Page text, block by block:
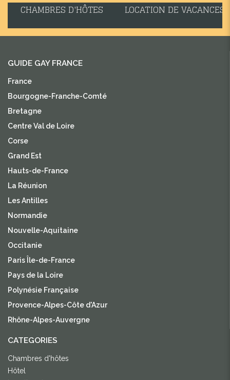
CHAMBRES D'HÔTES LOCATION DE VACANCES
GUIDE GAY FRANCE
France
Bourgogne-Franche-Comté
Bretagne
Centre Val de Loire
Corse
Grand Est
Hauts-de-France
La Réunion
Les Antilles
Normandie
Nouvelle-Aquitaine
Occitanie
Paris Île-de-France
Pays de la Loire
Polynésie Française
Provence-Alpes-Côte d'Azur
Rhône-Alpes-Auvergne
CATEGORIES
Chambres d'hôtes
Hôtel